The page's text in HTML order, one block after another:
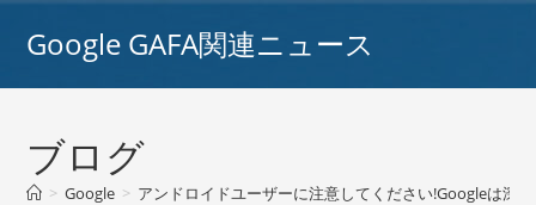
Google GAFA関連ニュース
ブログ
> Google > アンドロイドユーザーに注意してください!Googleは深